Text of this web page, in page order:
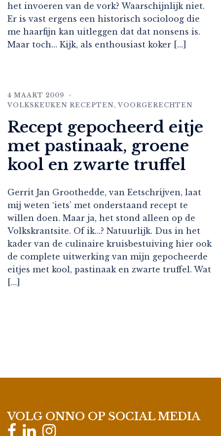
het invoeren van de vork? Waarschijnlijk niet.
Er is vast ergens een historisch socioloog die
me haarfijn kan uitleggen dat dat nonsens is.
Maar toch… Kijk, als enthousiast koker […]
4 MAART 2009
VOLKSKEUKEN RECEPTEN,VOORGERECHTEN
Recept gepocheerd eitje
met pastinaak, groene
kool en zwarte truffel
Gerrit Jan Groothedde, van Eetschrijven, laat
mij weten ‘iets’ met onderstaand recept te
willen doen. Maar ja, het stond alleen op de
Volkskrantsite. Of ik…? Natuurlijk. Dus in het
kader van de culinaire kruisbestuiving hier ook
de complete uitwerking van mijn gepocheerde
eitjes met kool, pastinaak en zwarte truffel. Wat
[…]
VOLG ONNO OP SOCIAL MEDIA